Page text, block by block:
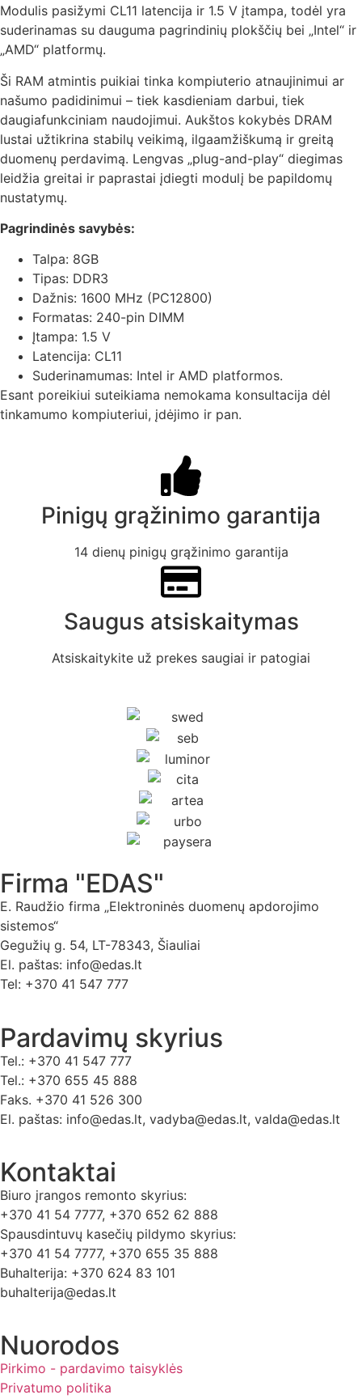
Modulis pasižymi CL11 latencija ir 1.5 V įtampa, todėl yra
suderinamas su dauguma pagrindinių plokščių bei „Intel“ ir
„AMD“ platformų.
Ši RAM atmintis puikiai tinka kompiuterio atnaujinimui ar
našumo padidinimui – tiek kasdieniam darbui, tiek
daugiafunkciniam naudojimui. Aukštos kokybės DRAM
lustai užtikrina stabilų veikimą, ilgaamžiškumą ir greitą
duomenų perdavimą. Lengvas „plug-and-play“ diegimas
leidžia greitai ir paprastai įdiegti modulį be papildomų
nustatymų.
Pagrindinės savybės:
Talpa: 8GB
Tipas: DDR3
Dažnis: 1600 MHz (PC12800)
Formatas: 240-pin DIMM
Įtampa: 1.5 V
Latencija: CL11
Suderinamumas: Intel ir AMD platformos.
Esant poreikiui suteikiama nemokama konsultacija dėl
tinkamumo kompiuteriui, įdėjimo ir pan.
Pinigų grąžinimo garantija
14 dienų pinigų grąžinimo garantija
Saugus atsiskaitymas
Atsiskaitykite už prekes saugiai ir patogiai
Firma "EDAS"
E. Raudžio firma „Elektroninės duomenų apdorojimo
sistemos“
Gegužių g. 54, LT-78343, Šiauliai
El. paštas: info@edas.lt
Tel: +370 41 547 777
Pardavimų skyrius
Tel.: +370 41 547 777
Tel.: +370 655 45 888
Faks. +370 41 526 300
El. paštas: info@edas.lt, vadyba@edas.lt, valda@edas.lt
Kontaktai
Biuro įrangos remonto skyrius:
+370 41 54 7777, +370 652 62 888
Spausdintuvų kasečių pildymo skyrius:
+370 41 54 7777, +370 655 35 888
Buhalterija: +370 624 83 101
buhalterija@edas.lt
Nuorodos
Pirkimo - pardavimo taisyklės
Privatumo politika